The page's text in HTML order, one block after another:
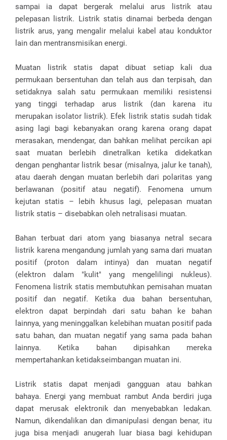
sampai ia dapat bergerak melalui arus listrik atau
pelepasan listrik. Listrik statis dinamai berbeda dengan
listrik arus, yang mengalir melalui kabel atau konduktor
lain dan mentransmisikan energi.
Muatan listrik statis dapat dibuat setiap kali dua
permukaan bersentuhan dan telah aus dan terpisah, dan
setidaknya salah satu permukaan memiliki resistensi
yang tinggi terhadap arus listrik (dan karena itu
merupakan isolator listrik). Efek listrik statis sudah tidak
asing lagi bagi kebanyakan orang karena orang dapat
merasakan, mendengar, dan bahkan melihat percikan api
saat muatan berlebih dinetralkan ketika didekatkan
dengan penghantar listrik besar (misalnya, jalur ke tanah),
atau daerah dengan muatan berlebih dari polaritas yang
berlawanan (positif atau negatif). Fenomena umum
kejutan statis – lebih khusus lagi, pelepasan muatan
listrik statis – disebabkan oleh netralisasi muatan.
Bahan terbuat dari atom yang biasanya netral secara
listrik karena mengandung jumlah yang sama dari muatan
positif (proton dalam intinya) dan muatan negatif
(elektron dalam "kulit" yang mengelilingi nukleus).
Fenomena listrik statis membutuhkan pemisahan muatan
positif dan negatif. Ketika dua bahan bersentuhan,
elektron dapat berpindah dari satu bahan ke bahan
lainnya, yang meninggalkan kelebihan muatan positif pada
satu bahan, dan muatan negatif yang sama pada bahan
lainnya. Ketika bahan dipisahkan mereka
mempertahankan ketidakseimbangan muatan ini.
Listrik statis dapat menjadi gangguan atau bahkan
bahaya. Energi yang membuat rambut Anda berdiri juga
dapat merusak elektronik dan menyebabkan ledakan.
Namun, dikendalikan dan dimanipulasi dengan benar, itu
juga bisa menjadi anugerah luar biasa bagi kehidupan